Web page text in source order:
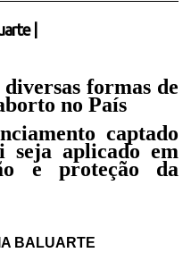
formas de
no País
captado
aplicado em
e proteção da
BALUARTE